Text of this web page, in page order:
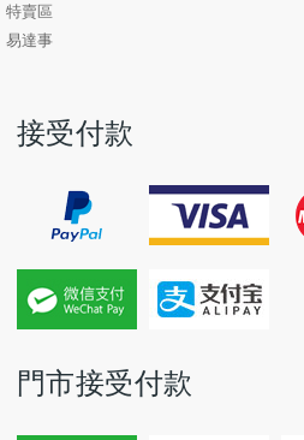
特賣區
易達事
接受付款
門市接受付款